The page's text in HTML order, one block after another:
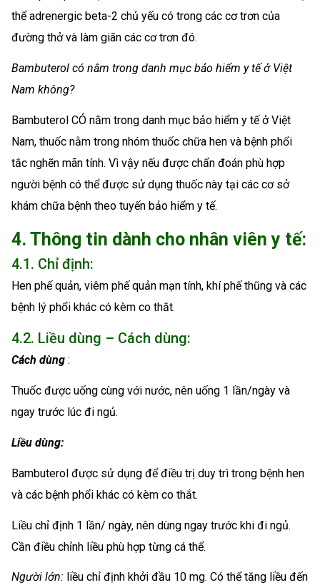
thể adrenergic beta-2 chủ yếu có trong các cơ trơn của
đường thở và làm giãn các cơ trơn đó.
Bambuterol có nằm trong danh mục bảo hiểm y tế ở Việt
Nam không?
Bambuterol CÓ nằm trong danh mục bảo hiểm y tế ở Việt
Nam, thuốc nằm trong nhóm thuốc chữa hen và bệnh phổi
tắc nghẽn mãn tính. Vì vậy nếu được chẩn đoán phù hợp
người bệnh có thể được sử dụng thuốc này tại các cơ sở
khám chữa bệnh theo tuyến bảo hiểm y tế.
4. Thông tin dành cho nhân viên y tế:
4.1. Chỉ định:
Hen phế quản, viêm phế quản mạn tính, khí phế thũng và các
bệnh lý phổi khác có kèm co thắt.
4.2. Liều dùng – Cách dùng:
Cách dùng :
Thuốc được uống cùng với nước, nên uống 1 lần/ngày và
ngay trước lúc đi ngủ.
Liều dùng:
Bambuterol được sử dụng để điều trị duy trì trong bệnh hen
và các bệnh phổi khác có kèm co thắt.
Liều chỉ định 1 lần/ ngày, nên dùng ngay trước khi đi ngủ.
Cần điều chỉnh liều phù hợp từng cá thể.
Người lớn: liều chỉ định khởi đầu 10 mg. Có thể tăng liều đến